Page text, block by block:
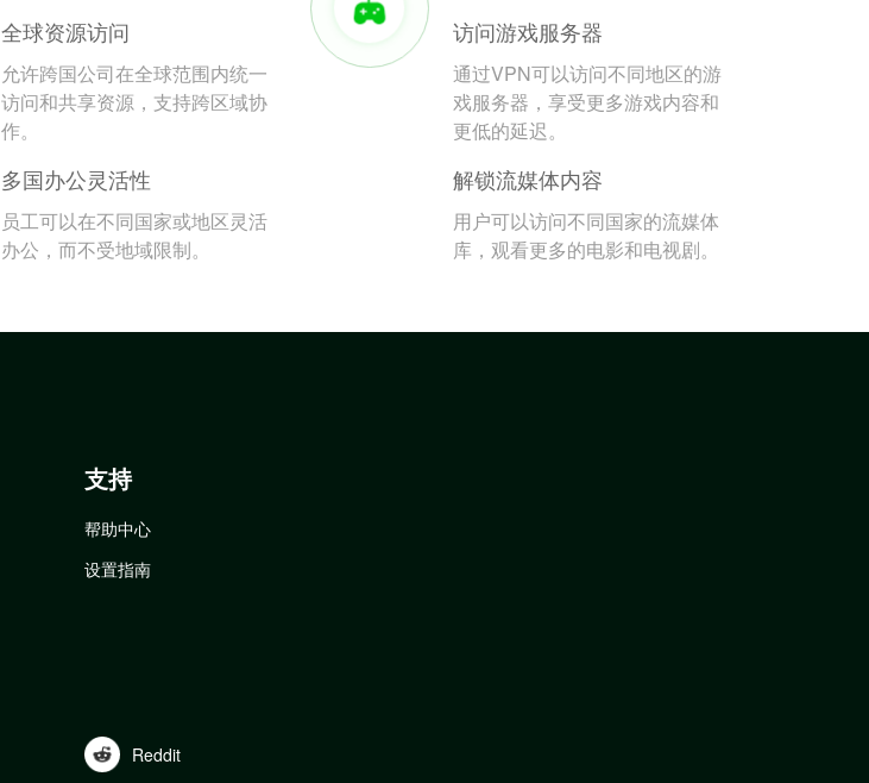
全球资源访问
允许跨国公司在全球范围内统一
访问和共享资源，支持跨区域协
作。
多国办公灵活性
员工可以在不同国家或地区灵活
办公，而不受地域限制。
访问游戏服务器
通过VPN可以访问不同地区的游
戏服务器，享受更多游戏内容和
更低的延迟。
解锁流媒体内容
用户可以访问不同国家的流媒体
库，观看更多的电影和电视剧。
支持
帮助中心
设置指南
Reddit